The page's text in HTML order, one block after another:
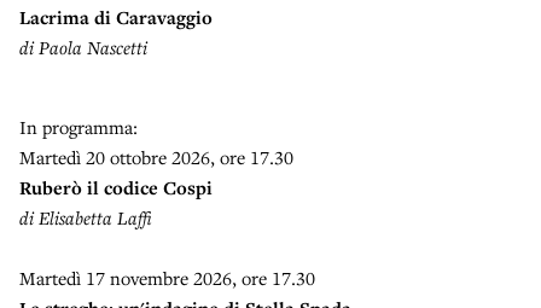
Lacrima di Caravaggio
di Paola Nascetti
In programma:
Martedì 20 ottobre 2026, ore 17.30
Ruberò il codice Cospi
di Elisabetta Laffi
Martedì 17 novembre 2026, ore 17.30